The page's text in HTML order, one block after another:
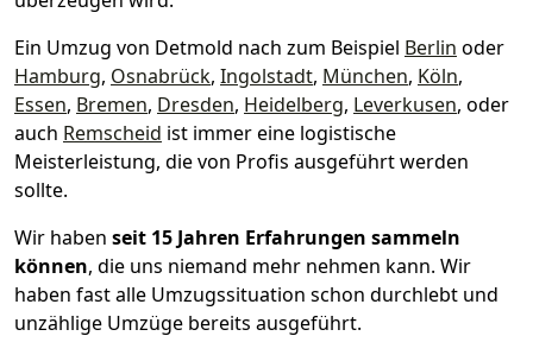
Ein Umzug von Detmold nach zum Beispiel Berlin oder
Hamburg, Osnabrück, Ingolstadt, München, Köln,
Essen, Bremen, Dresden, Heidelberg, Leverkusen, oder
auch Remscheid ist immer eine logistische
Meisterleistung, die von Profis ausgeführt werden
sollte.
Wir haben seit 15 Jahren Erfahrungen sammeln
können, die uns niemand mehr nehmen kann. Wir
haben fast alle Umzugssituation schon durchlebt und
unzählige Umzüge bereits ausgeführt.